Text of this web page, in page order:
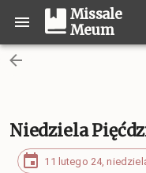
Missale
Meum
Niedziela
11 lutego 24,